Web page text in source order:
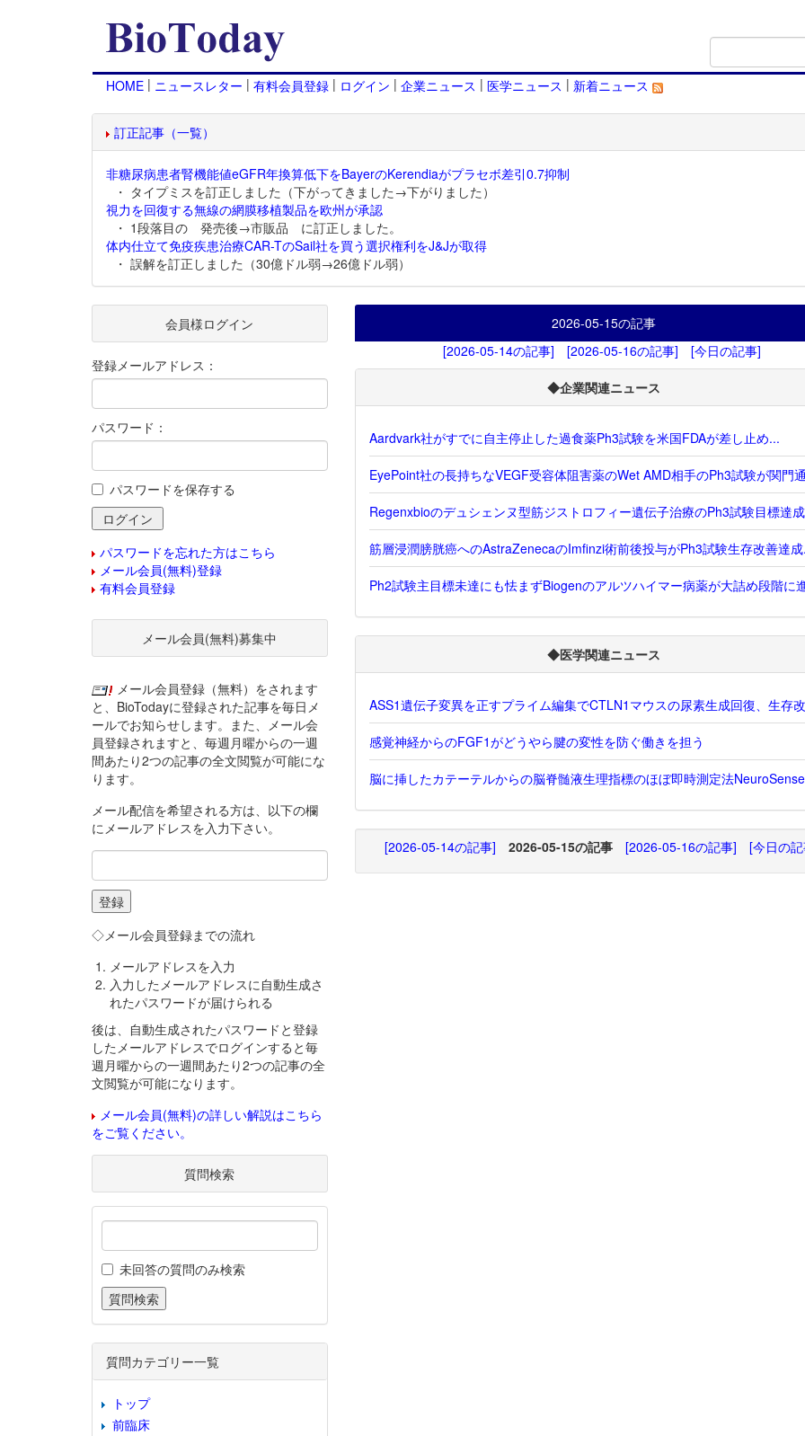
HOME | ニュースレター | 有料会員登録 | ログイン | 企業ニュース | 医学ニュース | 新着ニュース
訂正記事（一覧）
非糖尿病患者腎機能値eGFR年換算低下をBayerのKerendiaがプラセボ差引0.7抑制
・ タイプミスを訂正しました（下がってきました→下がりました）
視力を回復する無線の網膜移植製品を欧州が承認
・ 1段落目の 発売後→市販品 に訂正しました。
体内仕立て免疫疾患治療CAR-TのSail社を買う選択権利をJ&Jが取得
・ 誤解を訂正しました（30億ドル弱→26億ドル弱）
2026-05-15の記事
[2026-05-14の記事]
[2026-05-16の記事] [今日の記事]
◆企業関連ニュース
Aardvark社がすでに自主停止した過食薬Ph3試験を米国FDAが差し止め...
EyePoint社の長持ちなVEGF受容体阻害薬のWet AMD相手のPh3試験が関門
Regenxbioのデュシェンヌ型筋ジストロフィー遺伝子治療のPh3試験目標達
筋層浸潤膀胱癌へのAstraZenecaのImfinzi術前後投与がPh3試験生存改善達
Ph2試験主目標未達にも怯まずBiogenのアルツハイマー病薬が大詰め段階に
◆医学関連ニュース
ASS1遺伝子変異を正すプライム編集でCTLN1マウスの尿素生成回復、生存
感覚神経からのFGF1がどうやら腱の変性を防ぐ働きを担う
脳に挿したカテーテルからの脳脊髄液生理指標のほぼ即時測定法
[2026-05-14の記事] 2026-05-15の記事 [2026-05-16の記事] [今日の
会員様ログイン
登録メールアドレス：
パスワード：
パスワードを保存する
パスワードを忘れた方はこちら
メール会員(無料)登録
有料会員登録
メール会員(無料)募集中
メール会員登録（無料）をされます
と、BioTodayに登録された記事を毎日メ
ールでお知らせします。また、メール会
員登録されますと、毎週月曜からの一週
間あたり2つの記事の全文閲覧が可能にな
ります。
メール配信を希望される方は、以下の欄
にメールアドレスを入力下さい。
◇メール会員登録までの流れ
メールアドレスを入力
入力したメールアドレスに自動生成さ
れたパスワードが届けられる
後は、自動生成されたパスワードと登録
したメールアドレスでログインすると毎
週月曜からの一週間あたり2つの記事の全
文閲覧が可能になります。
メール会員(無料)の詳しい解説はこちら
をご覧ください。
質問検索
未回答の質問のみ検索
質問カテゴリー一覧
トップ
前臨床